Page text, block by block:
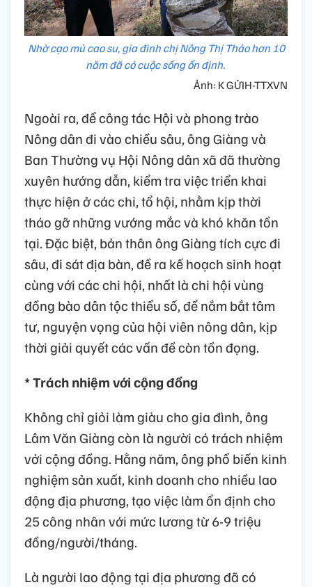
Nhờ cạo mủ cao su, gia đình chị Nông Thị Thảo hơn 10
năm đã có cuộc sống ổn định.
Ảnh: K GỬIH-TTXVN
Ngoài ra, để công tác Hội và phong trào
Nông dân đi vào chiều sâu, ông Giàng và
Ban Thường vụ Hội Nông dân xã đã thường
xuyên hướng dẫn, kiểm tra việc triển khai
thực hiện ở các chi, tổ hội, nhằm kịp thời
tháo gỡ những vướng mắc và khó khăn tồn
tại. Đặc biệt, bản thân ông Giàng tích cực đi
sâu, đi sát địa bàn, đề ra kế hoạch sinh hoạt
cùng với các chi hội, nhất là chi hội vùng
đồng bào dân tộc thiểu số, để nắm bắt tâm
tư, nguyện vọng của hội viên nông dân, kịp
thời giải quyết các vấn đề còn tồn đọng.
* Trách nhiệm với cộng đồng
Không chỉ giỏi làm giàu cho gia đình, ông
Lâm Văn Giàng còn là người có trách nhiệm
với cộng đồng. Hằng năm, ông phổ biến kinh
nghiệm sản xuất, kinh doanh cho nhiều lao
động địa phương, tạo việc làm ổn định cho
25 công nhân với mức lương từ 6-9 triệu
đồng/người/tháng.
Là người lao động tại địa phương đã có